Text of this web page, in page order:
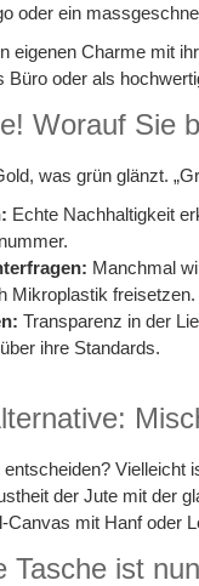
oder ein
eigenen Charme mit
Büro oder als
Worauf Sie
was grün glänzt.
Echte Nachhaltigkeit
Manchmal
Mikroplastik freisetzen.
Transparenz in der
ihre Standards.
der Jute mit der
mit Hanf oder
Tasche ist